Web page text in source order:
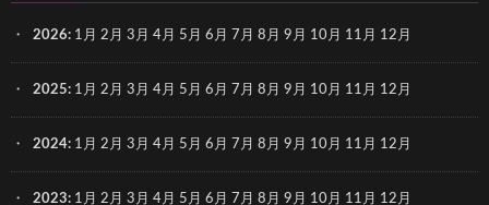
2026: 1月 2月 3月 4月 5月 6月 7月 8月 9月 10月 11月 12月
2025: 1月 2月 3月 4月 5月 6月 7月 8月 9月 10月 11月 12月
2024: 1月 2月 3月 4月 5月 6月 7月 8月 9月 10月 11月 12月
2023: 1月 2月 3月 4月 5月 6月 7月 8月 9月 10月 11月 12月